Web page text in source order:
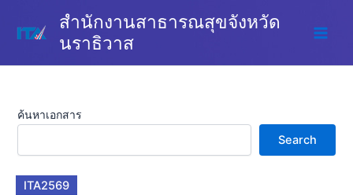
สำนักงานสาธารณสุขจังหวัด
นราธิวาส
ค้นหาเอกสาร
Search
ITA2569